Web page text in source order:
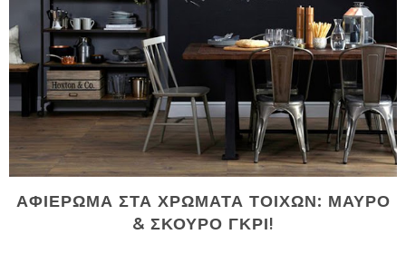
ΑΦΙΕΡΩΜΑ ΣΤΑ ΧΡΩΜΑΤΑ ΤΟΙΧΩΝ: ΜΑΥΡΟ
& ΣΚΟΥΡΟ ΓΚΡΙ!